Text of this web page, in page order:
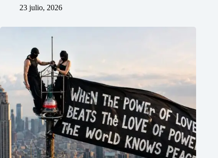
23 julio, 2026